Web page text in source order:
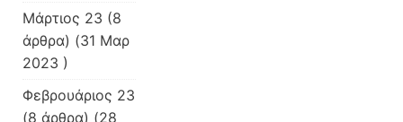
Μάρτιος 23 (8
άρθρα) (31 Μαρ
2023 )
Φεβρουάριος 23
(8 άρθρα) (28